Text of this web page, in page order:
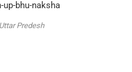
Predesh